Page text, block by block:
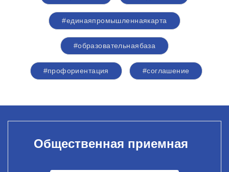
#единаяпромышленнаякарта
#образовательнаябаза
#профориентация #соглашение
Общественная приемная